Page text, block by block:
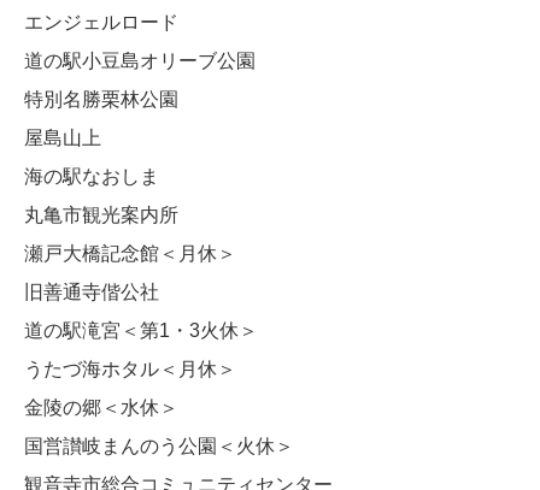
エンジェルロード
道の駅小豆島オリーブ公園
特別名勝栗林公園
屋島山上
海の駅なおしま
丸亀市観光案内所
瀬戸大橋記念館＜月休＞
旧善通寺偕公社
道の駅滝宮＜第1・3火休＞
うたづ海ホタル＜月休＞
金陵の郷＜水休＞
国営讃岐まんのう公園＜火休＞
観音寺市総合コミュニティセンター